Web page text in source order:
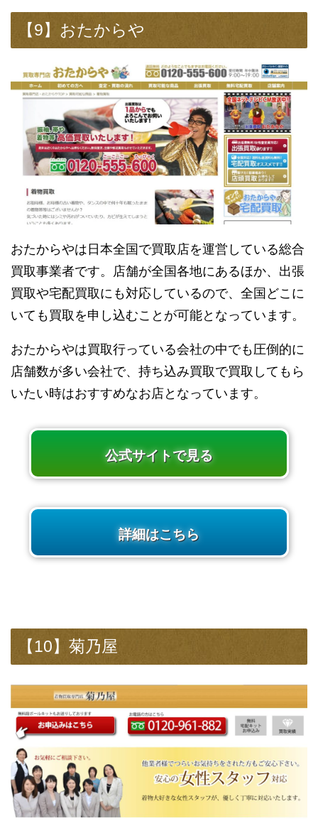
【9】おたからや
おたからやは日本全国で買取店を運営している総合
買取事業者です。店舗が全国各地にあるほか、出張
買取や宅配買取にも対応しているので、全国どこに
いても買取を申し込むことが可能となっています。
おたからやは買取行っている会社の中でも圧倒的に
店舗数が多い会社で、持ち込み買取で買取してもら
いたい時はおすすめなお店となっています。
公式サイトで見る
詳細はこちら
【10】菊乃屋